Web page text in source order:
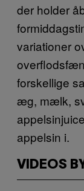
der holder
variationer
forskellige
æg, mælk,
appelsin i.
VIDEOS